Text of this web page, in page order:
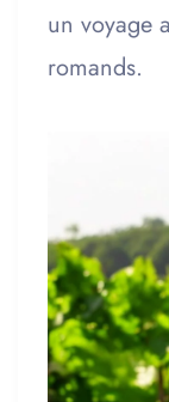
un voyage
romands.